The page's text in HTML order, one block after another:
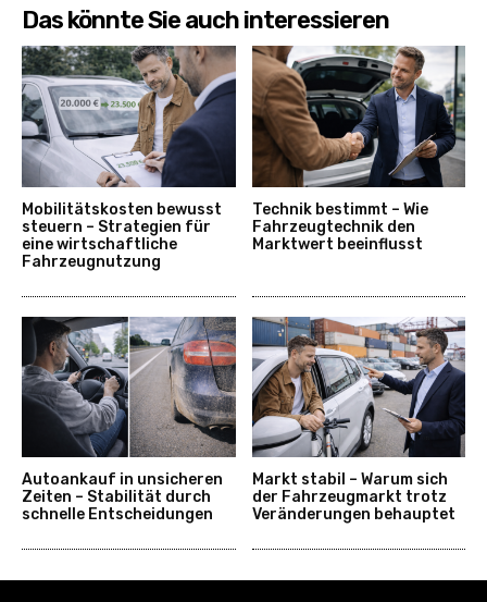
Das könnte Sie auch interessieren
Mobilitätskosten bewusst
steuern – Strategien für
eine wirtschaftliche
Fahrzeugnutzung
Technik bestimmt – Wie
Fahrzeugtechnik den
Marktwert beeinflusst
Autoankauf in unsicheren
Zeiten – Stabilität durch
schnelle Entscheidungen
Markt stabil – Warum sich
der Fahrzeugmarkt trotz
Veränderungen behauptet